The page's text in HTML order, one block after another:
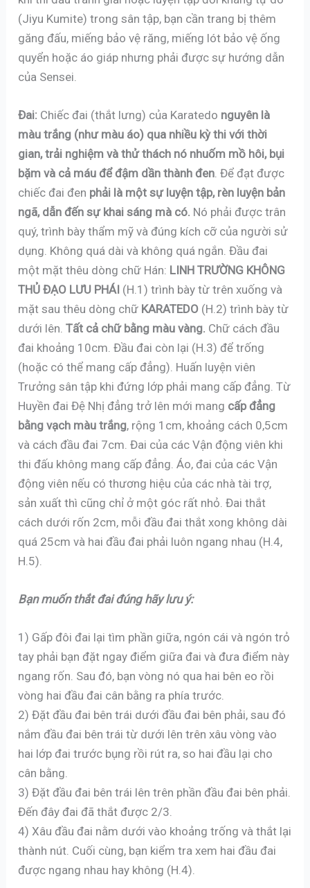
(Jiyu Kumite) trong sân tập, bạn cần trang bị thêm
găng đấu, miếng bảo vệ răng, miếng lót bảo vệ ống
quyển hoặc áo giáp nhưng phải được sự hướng dẫn
của Sensei.
Đai: Chiếc đai (thắt lưng) của Karatedo nguyên là
màu trắng (như màu áo) qua nhiều kỳ thi với thời
gian, trải nghiệm và thử thách nó nhuốm mồ hôi, bụi
bặm và cả máu để đậm dần thành đen . Để đạt được
chiếc đai đen phải là một sự luyện tập, rèn luyện bản
ngã, dẫn đến sự khai sáng mà có. Nó phải được trân
quý, trình bày thẩm mỹ và đúng kích cỡ của người sử
dụng. Không quá dài và không quá ngắn. Đầu đai
một mặt thêu dòng chữ Hán: LINH TRƯỜNG KHÔNG
THỦ ĐẠO LƯU PHÁI (H.1) trình bày từ trên xuống và
mặt sau thêu dòng chữ KARATEDO (H.2) trình bày từ
dưới lên.Tất cả chữ bằng màu vàng. Chữ cách đầu
đai khoảng 10cm. Đầu đai còn lại (H.3) để trống
(hoặc có thể mang cấp đẳng). Huấn luyện viên
Trưởng sân tập khi đứng lớp phải mang cấp đẳng. Từ
Huyền đai Đệ Nhị đẳng trở lên mới mang cấp đẳng
bằng vạch màu trắng, rộng 1cm, khoảng cách 0,5cm
và cách đầu đai 7cm. Đai của các Vận động viên khi
thi đấu không mang cấp đẳng. Áo, đai của các Vận
động viên nếu có thương hiệu của các nhà tài trợ,
sản xuất thì cũng chỉ ở một góc rất nhỏ. Đai thắt
cách dưới rốn 2cm, mỗi đầu đai thắt xong không dài
quá 25cm và hai đầu đai phải luôn ngang nhau (H.4,
H.5).
Bạn muốn thắt đai đúng hãy lưu ý:
1) Gấp đôi đai lại tìm phần giữa, ngón cái và ngón trỏ
tay phải bạn đặt ngay điểm giữa đai và đưa điểm này
ngang rốn. Sau đó, bạn vòng nó qua hai bên eo rồi
vòng hai đầu đai cân bằng ra phía trước.
2) Đặt đầu đai bên trái dưới đầu đai bên phải, sau đó
nắm đầu đai bên trái từ dưới lên trên xâu vòng vào
hai lớp đai trước bụng rồi rút ra, so hai đầu lại cho
cân bằng.
3) Đặt đầu đai bên trái lên trên phần đầu đai bên phải.
Đến đây đai đã thắt được 2/3.
4) Xâu đầu đai nằm dưới vào khoảng trống và thắt lại
thành nút. Cuối cùng, bạn kiểm tra xem hai đầu đai
được ngang nhau hay không (H.4).